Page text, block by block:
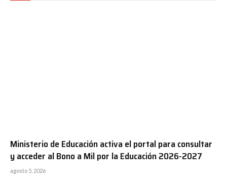
Ministerio de Educación activa el portal para consultar
y acceder al Bono a Mil por la Educación 2026-2027
agosto 5, 2026